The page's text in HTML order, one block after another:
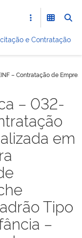
e Contratação
– Contratação de
– 032-
em
Tipo
–